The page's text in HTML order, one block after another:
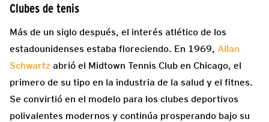
Clubes de tenis
Más de un siglo después, el interés atlético de los
estadounidenses estaba floreciendo. En 1969, Allan
Schwartz abrió el Midtown Tennis Club en Chicago, el
primero de su tipo en la industria de la salud y el fitnes.
Se convirtió en el modelo para los clubes deportivos
polivalentes modernos y continúa prosperando bajo su